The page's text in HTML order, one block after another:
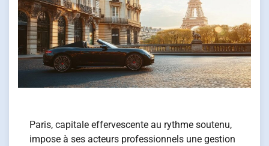
Paris, capitale effervescente au rythme soutenu,
impose à ses acteurs professionnels une gestion